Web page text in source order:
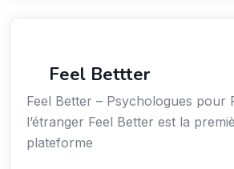
Feel Bettter
Feel Better – Psychologues pour
l’étranger Feel Better est la
plateforme